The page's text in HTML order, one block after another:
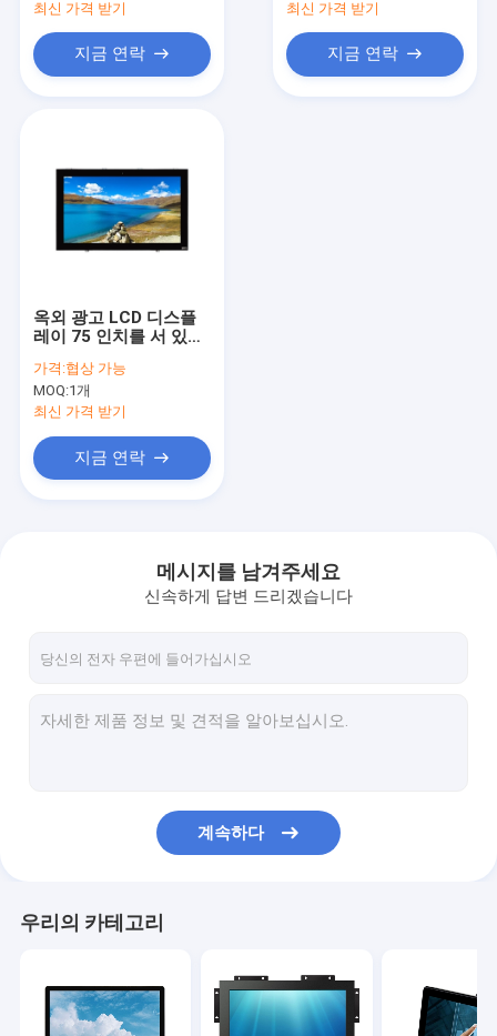
최신 가격 받기
지금 연락
최신 가격 받기
지금 연락
옥외 광고 LCD 디스플
레이 75 인치를 서 있는
가격:협상 가능
MOQ:1개
최신 가격 받기
지금 연락
메시지를 남겨주세요
신속하게 답변 드리겠습니다
계속하다
우리의 카테고리